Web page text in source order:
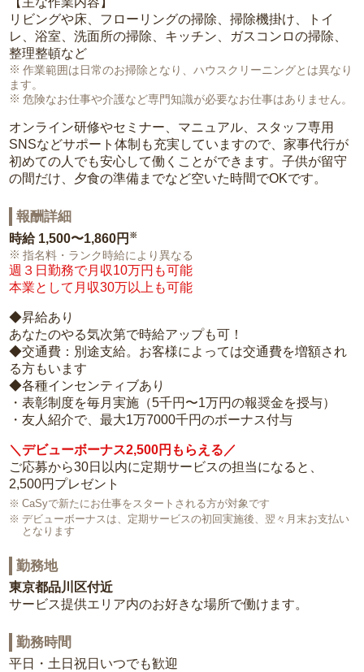
リビングや床、フローリングの掃除、掃除機掛け、トイ
レ、浴室、洗面所の掃除、キッチン、ガスコンロの掃除、
整理整頓など
作業範囲は日常のお掃除となり、ハウスクリーニングとは異なり
ます。
危険なお仕事や介護など専門知識が必要なお仕事はありません。
オンライン研修やセミナー、マニュアル、スタッフ専用
SNSなどサポート体制も充実していますので、家事代行が
初めての人でも安心して働くことができます。子供が留守
の間だけ、夕食の準備までなど空いた時間でOKです。
報酬詳細
時給 1,500〜1,860円 ※
指名料・ランク時給により異なる
週３日勤務で月収10万円も可能
本業として月収30万以上も可能
◆昇給あり
あなたのやる気次第で時給アップも可！
◆交通費：別途支給。お客様によっては交通費を増額され
る方もいます
◆各種インセンティブあり
・表彰制度を毎月実施（5千円〜1万円の報奨金を授与）
・友人紹介で、最大1万7000千円のボーナス付与
＼デビューボーナス2,500円もらえる／
ご応募から30日以内に定期サービスの担当になると、
2,500円プレゼント
CaSyで新たにお仕事をスタートされる方が対象です
デビューボーナスは、定期サービスの初回実施後、翌々月末お支払い
となります
勤務地
東京都品川区付近
サービス提供エリア内のお好きな場所で働けます。
勤務時間
平日・土日祝日いつでも歓迎